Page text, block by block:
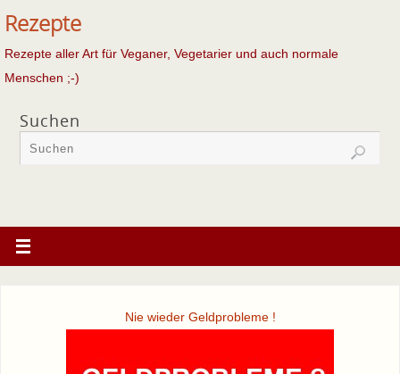
Rezepte
Rezepte aller Art für Veganer, Vegetarier und auch normale
Menschen ;-)
Suchen
Nie wieder Geldprobleme !